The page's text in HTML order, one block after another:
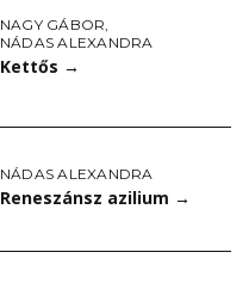
NAGY GÁBOR,
NÁDAS ALEXANDRA
Kettős →
NÁDAS ALEXANDRA
Reneszánsz azilium →